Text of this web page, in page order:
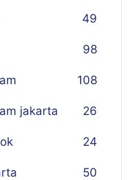
49
98
108
jakarta 26
24
50